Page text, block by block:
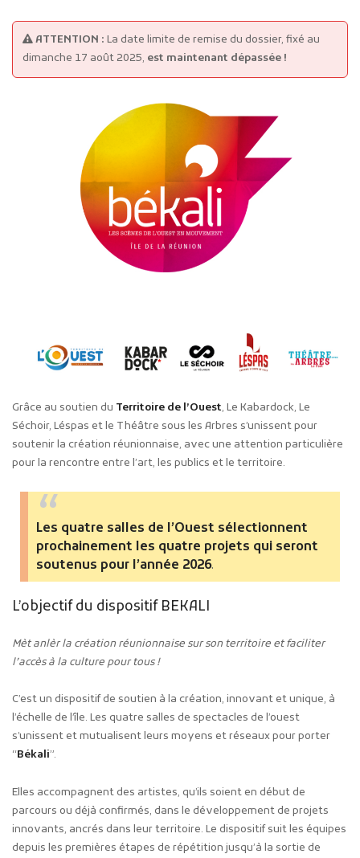
ATTENTION : La date limite de remise du dossier, fixé au
dimanche 17 août 2025, est maintenant dépassée !
Grâce au soutien du Territoire de l’Ouest, Le Kabardock, Le
Séchoir, Léspas et le Théâtre sous les Arbres s’unissent pour
soutenir la création réunionnaise, avec une attention particulière
pour la rencontre entre l’art, les publics et le territoire.
Les quatre salles de l’Ouest sélectionnent
prochainement les quatre projets qui seront
soutenus pour l’année 2026.
L’objectif du dispositif BEKALI
Mèt anlèr la création réunionnaise sur son territoire et faciliter
l’accès à la culture pour tous !
C’est un dispositif de soutien à la création, innovant et unique, à
l’échelle de l’île. Les quatre salles de spectacles de l’ouest
s’unissent et mutualisent leurs moyens et réseaux pour porter
“Békali”.
Elles accompagnent des artistes, qu’ils soient en début de
parcours ou déjà confirmés, dans le développement de projets
innovants, ancrés dans leur territoire. Le dispositif suit les équipes
depuis les premières étapes de répétition jusqu’à la sortie de